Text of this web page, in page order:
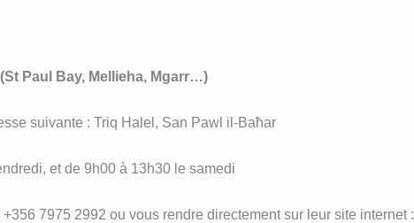
Paul Bay, Mellieha, Mgarr…)
suivante : Triq Halel, San Pawl il-Baħar
et de 9h00 à 13h30 le samedi
7975 2992 ou vous rendre directement sur leur site internet :